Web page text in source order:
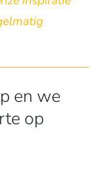
en we
op